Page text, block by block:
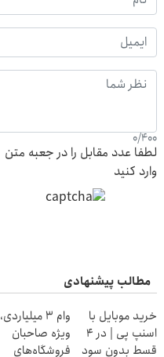
0/400
لطفا عدد مقابل را در جعبه متن
وارد کنید
مطالب پیشنهادی
خرید موبایل با
اسنپ پی | در ۴
قسط بدون سود
وام ۳ میلیاردی،
ویژه صاحبان
فروشگاه‌های